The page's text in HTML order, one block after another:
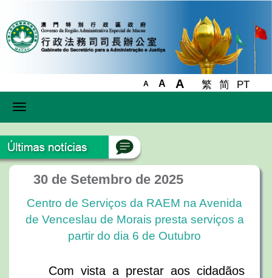
A A A 繁 简 PT
Toggle
navigation
30 de Setembro de 2025
Centro de Serviços da RAEM na Avenida
de Venceslau de Morais presta serviços a
partir do dia 6 de Outubro
Com vista a prestar aos cidadãos